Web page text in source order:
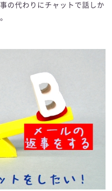
の代わりにチャットで話しか